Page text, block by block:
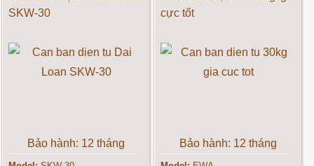
SKW-30
Bảo hành: 12 tháng
cực tốt
Bảo hành: 12 tháng